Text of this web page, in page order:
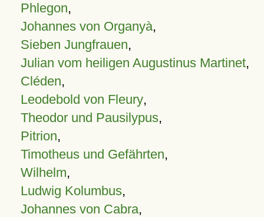
Phlegon,
Johannes von Organyà,
Sieben Jungfrauen,
Julian vom heiligen Augustinus Martinet,
Cléden,
Leodebold von Fleury,
Theodor und Pausilypus,
Pitrion,
Timotheus und Gefährten,
Wilhelm,
Ludwig Kolumbus,
Johannes von Cabra,